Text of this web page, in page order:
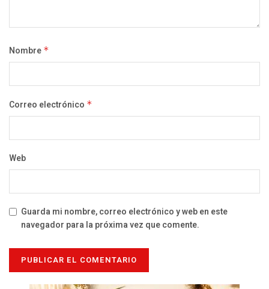
Nombre *
Correo electrónico *
Web
Guarda mi nombre, correo electrónico y web en este
navegador para la próxima vez que comente.